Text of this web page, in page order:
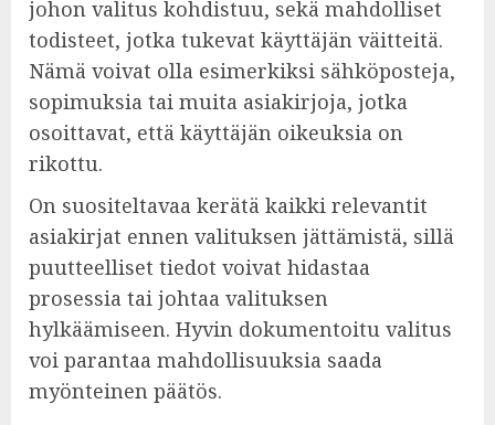
johon valitus kohdistuu, sekä mahdolliset
todisteet, jotka tukevat käyttäjän väitteitä.
Nämä voivat olla esimerkiksi sähköposteja,
sopimuksia tai muita asiakirjoja, jotka
osoittavat, että käyttäjän oikeuksia on
rikottu.
On suositeltavaa kerätä kaikki relevantit
asiakirjat ennen valituksen jättämistä, sillä
puutteelliset tiedot voivat hidastaa
prosessia tai johtaa valituksen
hylkäämiseen. Hyvin dokumentoitu valitus
voi parantaa mahdollisuuksia saada
myönteinen päätös.